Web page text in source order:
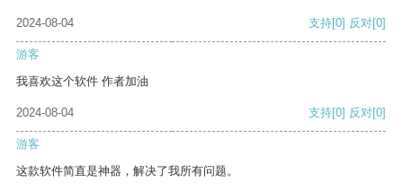
2024-08-04 支持[0] 反对[0]
游客
我喜欢这个软件 作者加油
2024-08-04 支持[0] 反对[0]
游客
这款软件简直是神器，解决了我所有问题。